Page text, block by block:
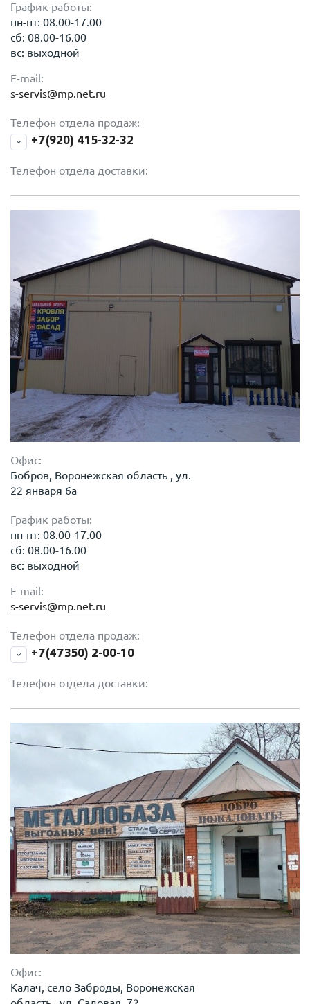
График работы:
пн-пт: 08.00-17.00
сб: 08.00-16.00
вс: выходной
E-mail:
s-servis@mp.net.ru
Телефон отдела продаж:
+7(920) 415-32-32
Телефон отдела доставки:
Офис:
Бобров, Воронежская область , ул.
22 января 6а
График работы:
пн-пт: 08.00-17.00
сб: 08.00-16.00
вс: выходной
E-mail:
s-servis@mp.net.ru
Телефон отдела продаж:
+7(47350) 2-00-10
Телефон отдела доставки:
Офис:
Калач, село Заброды, Воронежская